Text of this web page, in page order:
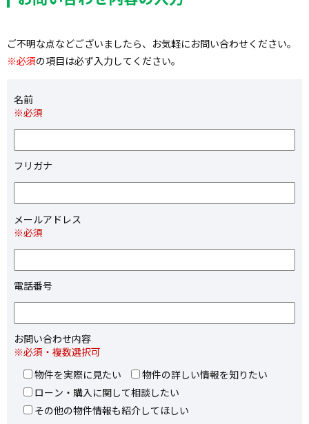
ご不明な点などございましたら、お気軽にお問い合わせください。
※必須の項目は必ず入力してください。
名前
※必須
フリガナ
メールアドレス
※必須
電話番号
お問い合わせ内容
※必須・複数選択可
物件を実際に見たい
物件の詳しい情報を知りたい
ローン・購入に関して相談したい
その他の物件情報も紹介してほしい